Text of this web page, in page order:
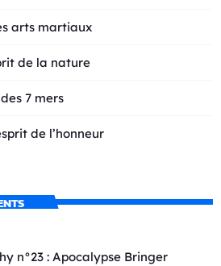
arts martiaux
de la nature
7 mers
de l’honneur
n°23 : Apocalypse Bringer